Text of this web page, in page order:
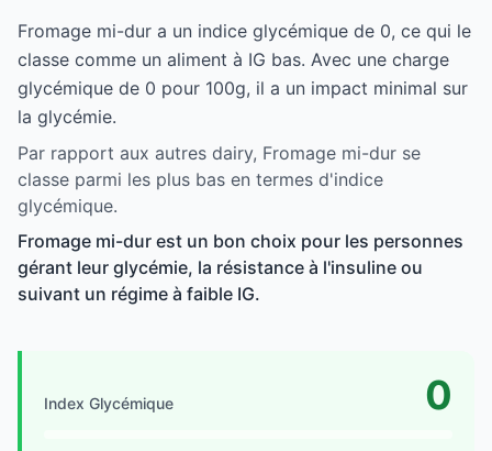
Fromage mi-dur a un indice glycémique de 0, ce qui le
classe comme un aliment à IG bas. Avec une charge
glycémique de 0 pour 100g, il a un impact minimal sur
la glycémie.
Par rapport aux autres dairy, Fromage mi-dur se
classe parmi les plus bas en termes d'indice
glycémique.
Fromage mi-dur est un bon choix pour les personnes
gérant leur glycémie, la résistance à l'insuline ou
suivant un régime à faible IG.
Index Glycémique 0